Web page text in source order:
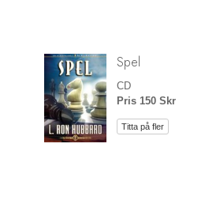
Spel
CD
Pris 150 Skr
Titta på fler